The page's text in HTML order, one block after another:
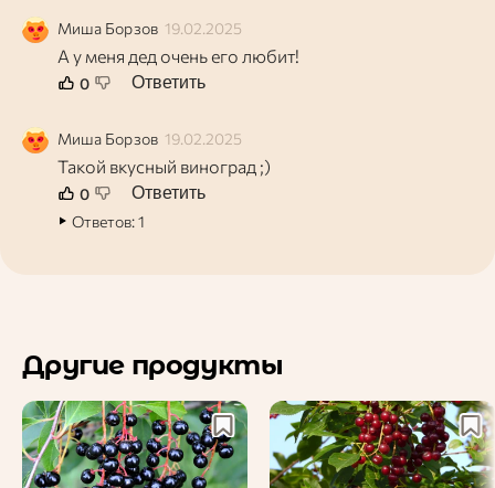
Миша Борзов 19.02.2025
А у меня дед очень его любит!
0 Ответить
Миша Борзов 19.02.2025
Такой вкусный виноград ;)
0
Ответить
Ответов:1
Другие продукты